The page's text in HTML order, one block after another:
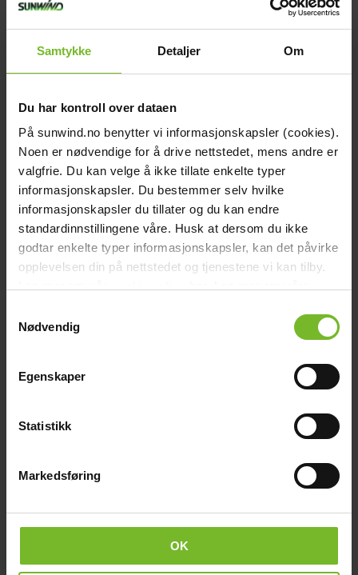
Samtykke Detaljer Om
Du har kontroll over dataen
På sunwind.no benytter vi informasjonskapsler (cookies).
Noen er nødvendige for å drive nettstedet, mens andre er
valgfrie. Du kan velge å ikke tillate enkelte typer
informasjonskapsler. Du bestemmer selv hvilke
informasjonskapsler du tillater og du kan endre
standardinnstillingene våre. Husk at dersom du ikke
godtar enkelte typer informasjonskapsler, kan det påvirke
opplevelsen din på nettstedet og tjenestene vi kan tilby.
Nødvendig
Egenskaper
Statistikk
Markedsføring
OK
Jääkaappi Nova 12/24V, 222l
Ei varastossa.
Jääkaappi Nova 12/24V, 50l
450,-